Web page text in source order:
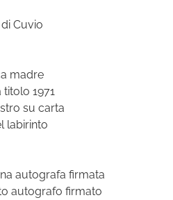
Cuvio
madre
titolo 1971
su carta
labirinto
autografa firmata
autografo firmato